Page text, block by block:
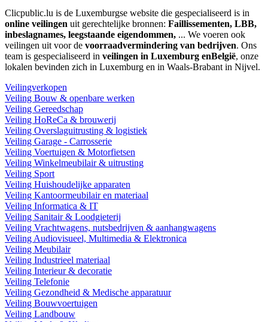
Clicpublic.lu is de Luxemburgse website die gespecialiseerd is in
online veilingen uit gerechtelijke bronnen: Faillissementen, LBB,
inbeslagnames, leegstaande eigendommen, ... We voeren ook
veilingen uit voor de voorraadvermindering van bedrijven. Ons
team is gespecialiseerd in veilingen in Luxemburg enBelgië, onze
lokalen bevinden zich in Luxemburg en in Waals-Brabant in Nijvel.
Veilingverkopen
Veiling Bouw & openbare werken
Veiling Gereedschap
Veiling HoReCa & brouwerij
Veiling Overslaguitrusting & logistiek
Veiling Garage - Carrosserie
Veiling Voertuigen & Motorfietsen
Veiling Winkelmeubilair & uitrusting
Veiling Sport
Veiling Huishoudelijke apparaten
Veiling Kantoormeubilair en materiaal
Veiling Informatica & IT
Veiling Sanitair & Loodgieterij
Veiling Vrachtwagens, nutsbedrijven & aanhangwagens
Veiling Audiovisueel, Multimedia & Elektronica
Veiling Meubilair
Veiling Industrieel materiaal
Veiling Interieur & decoratie
Veiling Telefonie
Veiling Gezondheid & Medische apparatuur
Veiling Bouwvoertuigen
Veiling Landbouw